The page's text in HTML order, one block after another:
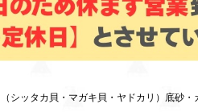
ッタカ貝・マガキ貝・ヤドカリ）底砂